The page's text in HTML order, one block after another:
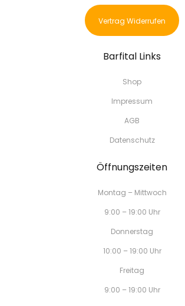
Vertrag Widerrufen
Barfital Links
Shop
Impressum
AGB
Datenschutz
Öffnungszeiten
Montag – Mittwoch
9:00 – 19:00 Uhr
Donnerstag
10:00 – 19:00 Uhr
Freitag
9:00 – 19:00 Uhr